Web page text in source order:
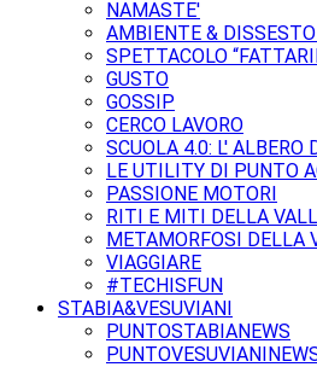
NAMASTE'
AMBIENTE & DISSESTO
SPETTACOLO
GUSTO
GOSSIP
CERCO LAVORO
SCUOLA 4.0: L' ALBERO
LE UTILITY DI PUNTO
PASSIONE MOTORI
RITI E MITI DELLA
METAMORFOSI DELLA
VIAGGIARE
#TECHISFUN
STABIA&VESUVIANI
PUNTOSTABIANEWS